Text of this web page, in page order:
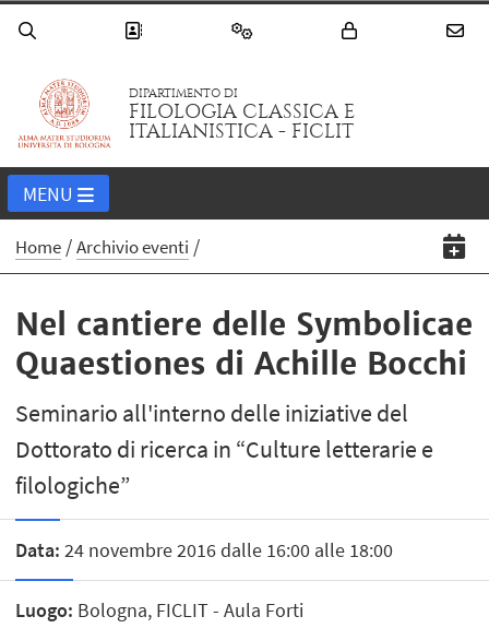
DIPARTIMENTO DI
FILOLOGIA CLASSICA E
ITALIANISTICA - FICLIT
MENU
Home Archivio eventi
Nel cantiere delle Symbolicae
Quaestiones di Achille Bocchi
Seminario all'interno delle iniziative del
Dottorato di ricerca in “Culture letterarie e
filologiche”
Data: 24 novembre 2016 dalle 16:00 alle 18:00
Luogo: Bologna, FICLIT - Aula Forti